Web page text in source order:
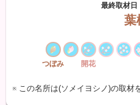
最終取材日
葉
つぼみ 開花
※ この名所は(ソメイヨシノ)の取材